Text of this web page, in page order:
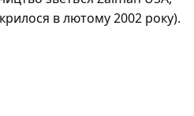
в лютому 2002 року).